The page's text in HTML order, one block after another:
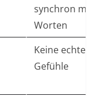
synchron mit
Worten
Keine echten
Gefühle